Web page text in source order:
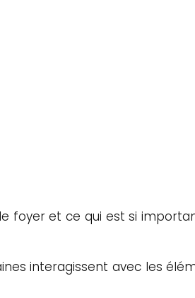
foyer et ce qui est si
interagissent avec les